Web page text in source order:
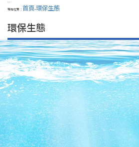
:::
現在位置： 首頁>環保生態
環保生態